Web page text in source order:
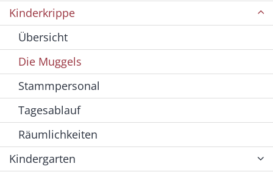
Kinderkrippe
Übersicht
Die Muggels
Stammpersonal
Tagesablauf
Räumlichkeiten
Kindergarten